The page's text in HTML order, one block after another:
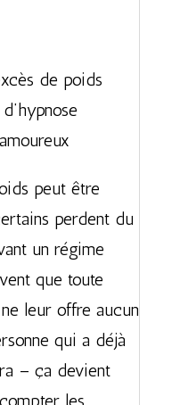
de poids
peut être
perdent du
un régime
que toute
leur offre aucun
qui a déjà
– ça devient
les